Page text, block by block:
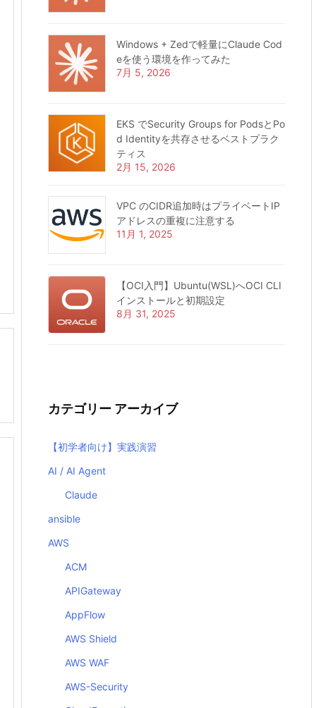
Windows + Zedで軽量にClaude Cod
eを使う環境を作ってみた
7月 5, 2026
EKS でSecurity Groups for PodsとPo
d Identityを共存させるベストプラク
ティス
2月 15, 2026
VPC のCIDR追加時はプライベートIP
アドレスの重複に注意する
11月 1, 2025
【OCI入門】Ubuntu(WSL)へOCI CLI
インストールと初期設定
8月 31, 2025
カテゴリー アーカイブ
【初学者向け】実践演習
AI / AI Agent
Claude
ansible
AWS
ACM
APIGateway
AppFlow
AWS Shield
AWS WAF
AWS-Security